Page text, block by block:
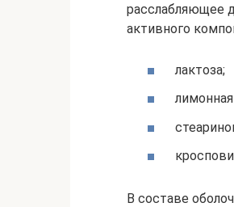
расслабляющее
активного
лактоза;
В составе